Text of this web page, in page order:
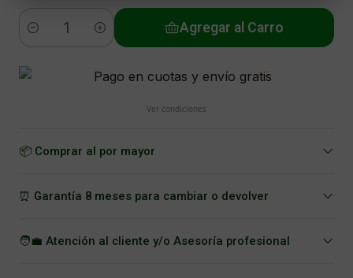
Cantidad
Agregar al Carro
Ver condiciones
📦 Comprar al por mayor
⏰ Garantía 8 meses para cambiar o devolver
🧑‍💼 Atención al cliente y/o Asesoría profesional